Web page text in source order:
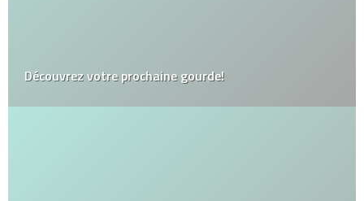
Découvrez votre prochaine gourde!